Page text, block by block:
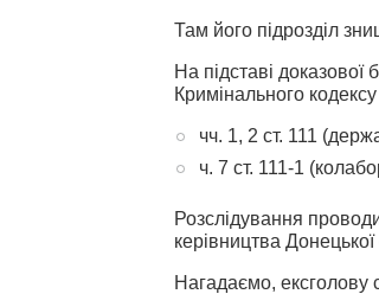
Там його підрозділ
На підставі
Кримінального кодексу
чч. 1, 2 ст. 111
ч. 7 ст. 111-1
Розслідування
керівництва
Нагадаємо, ексголову